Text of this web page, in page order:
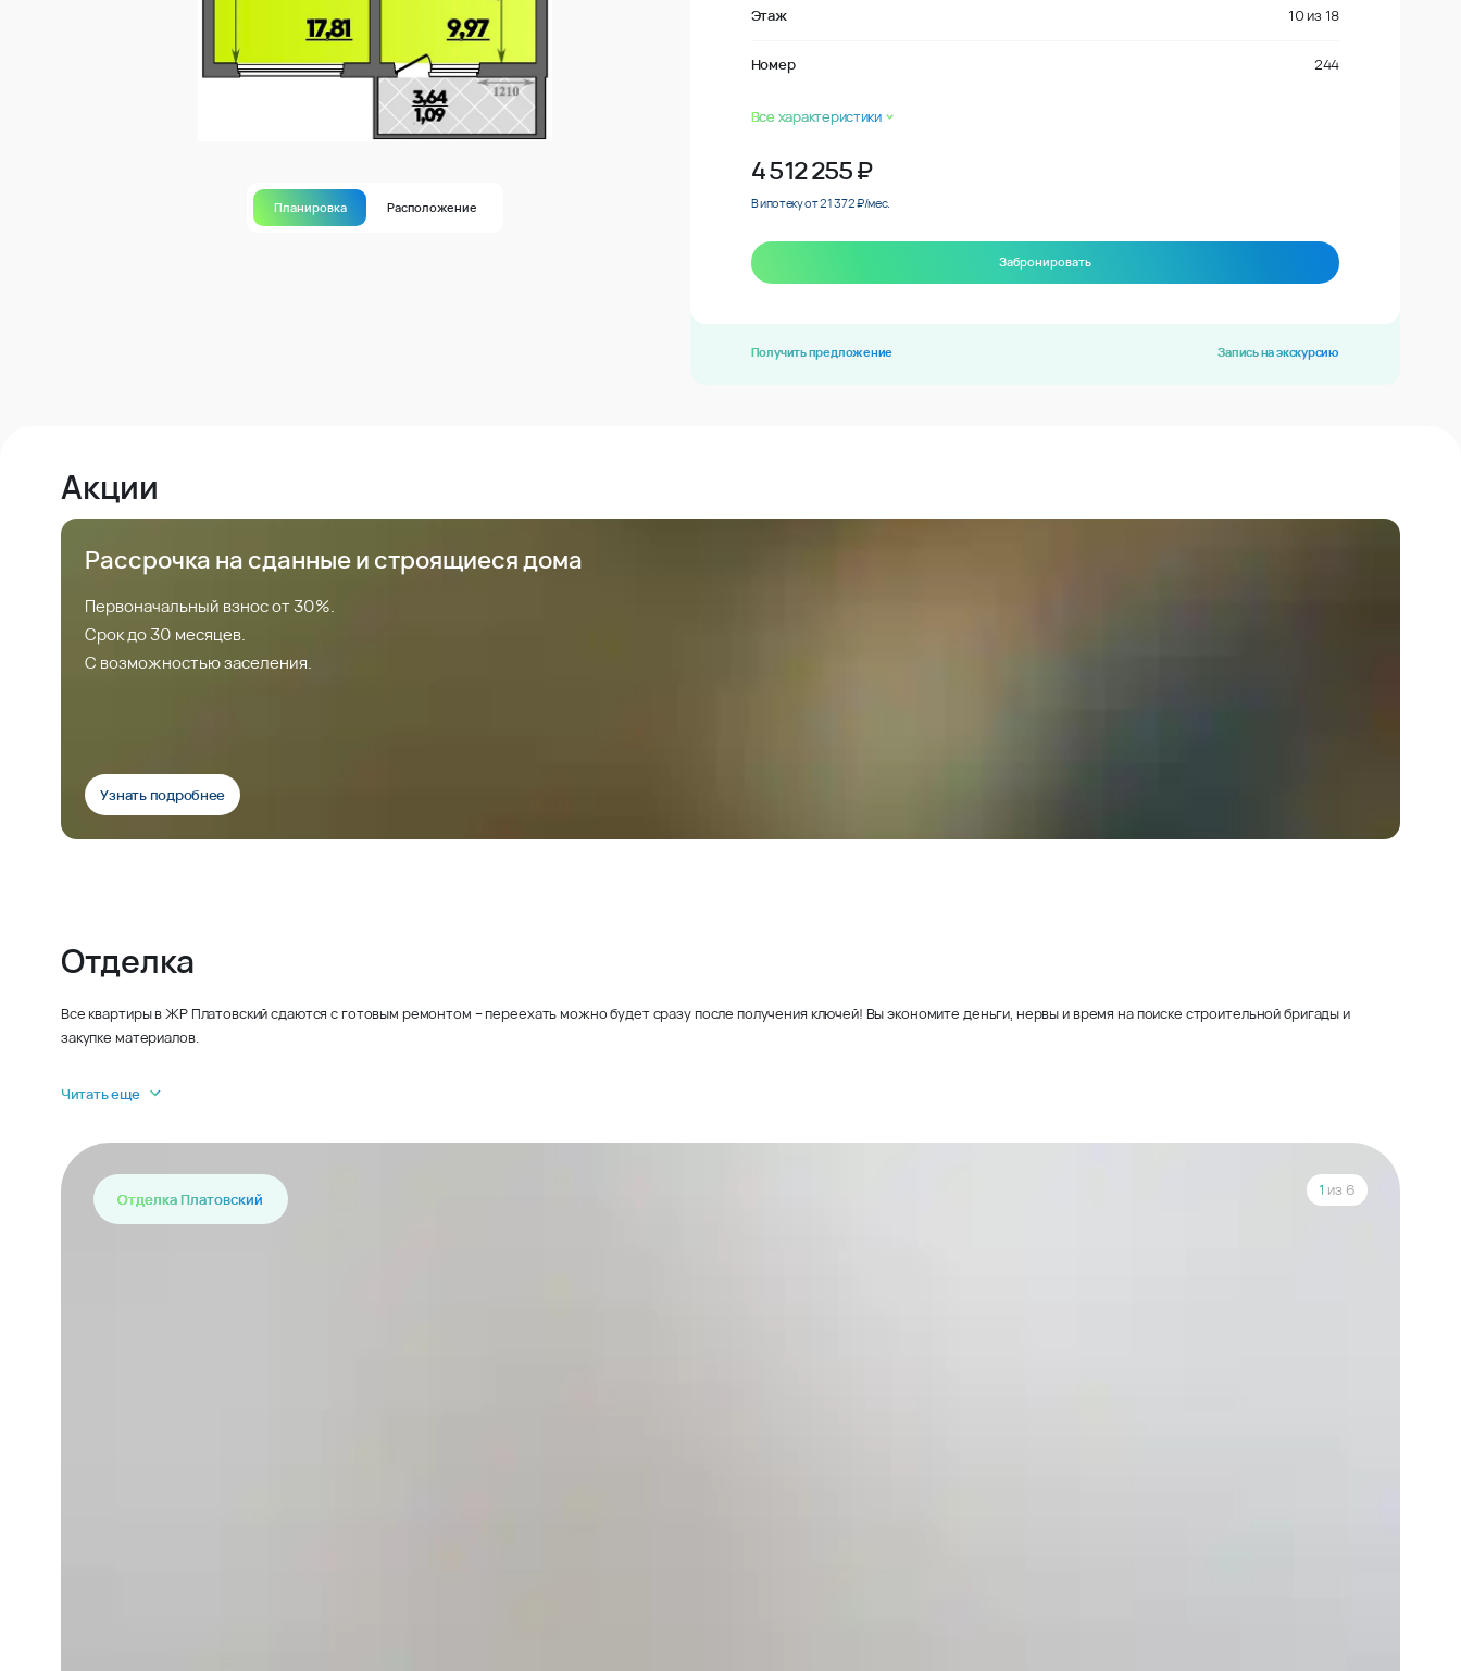
Планировка Расположение
Этаж 10из 18
Номер 244
Все характеристики
4 512 255₽
В ипотеку от 21 372 ₽/мес.
Забронировать
Получить предложение Запись на экскурсию
Акции
Рассрочка на сданные и строящиеся дома
Первоначальный взнос от 30%.
Срок до 30 месяцев.
С возможностью заселения.
Узнать подробнее
Отделка
Все квартиры в ЖР Платовский сдаются с готовым ремонтом – переехать можно будет сразу после получения ключей! Вы экономите деньги, нервы и время на поиске строительной бригады и
закупке материалов.
Читать еще
Отделка Платовский
1 из 6